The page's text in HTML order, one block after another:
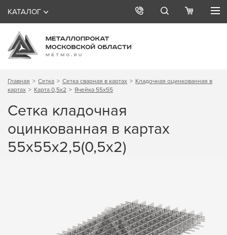
КАТАЛОГ
Главная Сетка Сетка сварная в картах
Кладочная оцинкованная в
картах
Карта 0,5х2 Ячейка 55х55
Сетка кладочная
оцинкованная в картах
55х55х2,5(0,5х2)